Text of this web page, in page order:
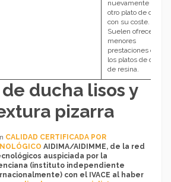
nuevamente hacer
otro plato de obra,
con su coste.
Suelen ofrecer
menores
prestaciones que
los platos de ducha
de resina.
ducha lisos y
pizarra
CALIDAD CERTIFICADA POR
AIDIMA/AIDIMME, de la red
auspiciada por la
(instituto independiente
con el IVACE al haber